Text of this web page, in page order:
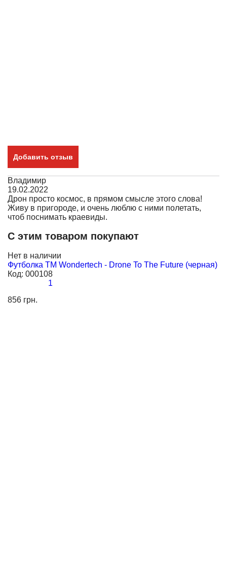
Добавить отзыв
Владимир
19.02.2022
Дрон просто космос, в прямом смысле этого слова!
Живу в пригороде, и очень люблю с ними полетать,
чтоб поснимать краевиды.
С этим товаром покупают
Нет в наличии
Футболка TM Wondertech - Drone To The Future (черная)
Код: 000108
1
856 грн.